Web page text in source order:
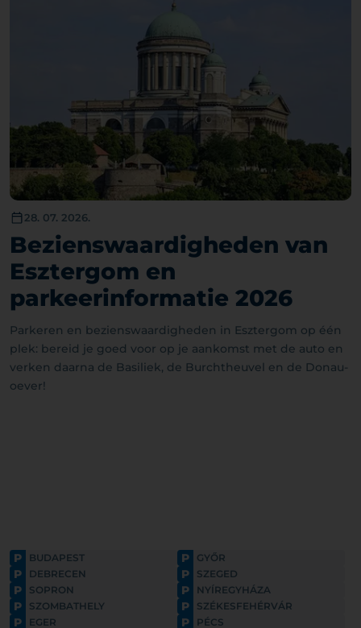
28. 07. 2026.
Bezienswaardigheden van
Esztergom en
parkeerinformatie 2026
Parkeren en bezienswaardigheden in Esztergom op één
plek: bereid je goed voor op je aankomst met de auto en
verken daarna de Basiliek, de Burchtheuvel en de Donau-
oever!
P BUDAPEST P GYŐR
P DEBRECEN P SZEGED
P SOPRON P NYÍREGYHÁZA
P SZOMBATHELY P SZÉKESFEHÉRVÁR
P EGER P PÉCS